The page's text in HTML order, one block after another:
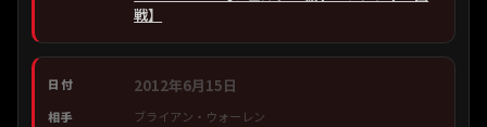
戦】
2012年6月15日
ブライアン・ウォーレン